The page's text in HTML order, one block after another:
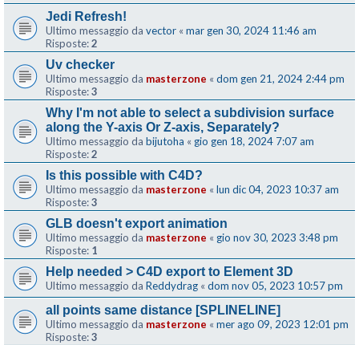
Jedi Refresh!
Ultimo messaggio da vector « mar gen 30, 2024 11:46 am
Risposte:2
Uv checker
Ultimo messaggio da masterzone « dom gen 21, 2024 2:44 pm
Risposte:3
Why I'm not able to select a subdivision surface
along the Y-axis Or Z-axis, Separately?
Ultimo messaggio da bijutoha « gio gen 18, 2024 7:07 am
Risposte:2
Is this possible with C4D?
Ultimo messaggio da masterzone « lun dic 04, 2023 10:37 am
Risposte:3
GLB doesn't export animation
Ultimo messaggio da masterzone « gio nov 30, 2023 3:48 pm
Risposte: 1
Help needed > C4D export to Element 3D
Ultimo messaggio da Reddydrag « dom nov 05, 2023 10:57 pm
all points same distance [SPLINELINE]
Ultimo messaggio da masterzone « mer ago 09, 2023 12:01 pm
Risposte:3